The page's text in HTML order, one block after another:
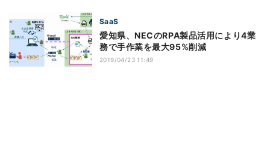
SaaS
愛知県、NECのRPA製品活用により4業
務で手作業を最大95%削減
2019/04/23 11:49